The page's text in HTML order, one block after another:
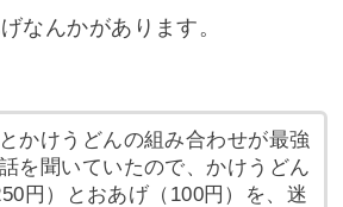
なんかがあります。
かけうどんの組み合わせが最強
を聞いていたので、かけうどん
円）とおあげ（100円）を、迷